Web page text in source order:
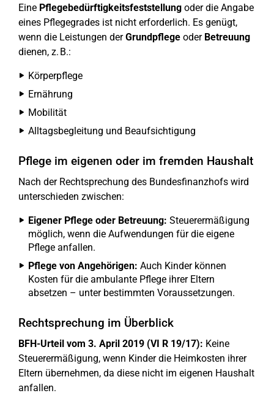
Eine Pflegebedürftigkeitsfeststellung oder die Angabe
eines Pflegegrades ist nicht erforderlich. Es genügt,
wenn die Leistungen derGrundpflege oder Betreuung
dienen, z. B.:
Körperpflege
Ernährung
Mobilität
Alltagsbegleitung und Beaufsichtigung
Pflege im eigenen oder im fremden Haushalt
Nach der Rechtsprechung des Bundesfinanzhofs wird
unterschieden zwischen:
Eigener Pflege oder Betreuung: Steuerermäßigung
möglich, wenn die Aufwendungen für die eigene
Pflege anfallen.
Pflege von Angehörigen: Auch Kinder können
Kosten für die ambulante Pflege ihrer Eltern
absetzen – unter bestimmten Voraussetzungen.
Rechtsprechung im Überblick
BFH-Urteil vom 3. April 2019 (VI R 19/17): Keine
Steuerermäßigung, wenn Kinder die Heimkosten ihrer
Eltern übernehmen, da diese nicht im eigenen Haushalt
anfallen.